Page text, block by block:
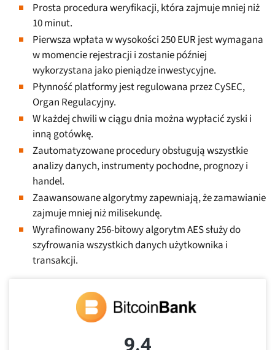
Prosta procedura weryfikacji, która zajmuje mniej niż
10 minut.
Pierwsza wpłata w wysokości 250 EUR jest wymagana
w momencie rejestracji i zostanie później
wykorzystana jako pieniądze inwestycyjne.
Płynność platformy jest regulowana przez CySEC,
Organ Regulacyjny.
W każdej chwili w ciągu dnia można wypłacić zyski i
inną gotówkę.
Zautomatyzowane procedury obsługują wszystkie
analizy danych, instrumenty pochodne, prognozy i
handel.
Zaawansowane algorytmy zapewniają, że zamawianie
zajmuje mniej niż milisekundę.
Wyrafinowany 256-bitowy algorytm AES służy do
szyfrowania wszystkich danych użytkownika i
transakcji.
9.4